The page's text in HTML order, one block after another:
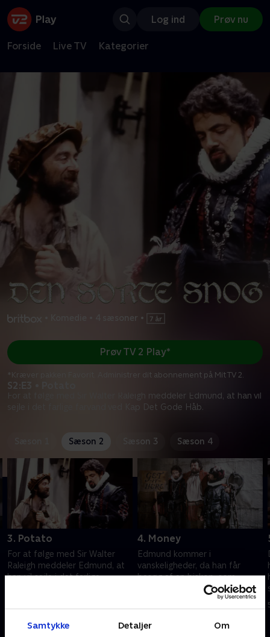
Samtykke Detaljer Om
Log ind Prøv nu
Forside Live TV Kategorier
4 sæsoner •
S2:E3 • Potato
For at følge med Sir Walter Raleigh meddeler Edmund, at han vil
sejle i det farlige farvand ved Kap Det Gode Håb.
Prøv TV 2 Play*
*Kræver pakken Favorit. Administrer dit abonnement på Mit TV 2.
Sæson 2 Sæson 3 Sæson 4
3. Potato
For at følge med Sir Walter
Raleigh meddeler Edmund, at
han vil sejle i det farlige
4. Money
Edmund kommer i
vanskeligheder, da han får
besøg af en biskop, som
inddriver gæld. Manden er
udstyret med en rødglødende
ildrager.